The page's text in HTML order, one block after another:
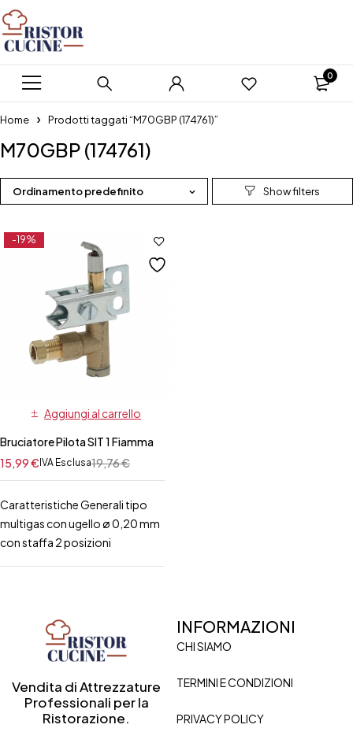
0
Home Prodotti taggati “M70GBP (174761)”
M70GBP (174761)
Ordinamento predefinito
-19%
Aggiungi al carrello
Bruciatore Pilota SIT 1 Fiamma
19,76€
15,99€ IVA Esclusa
Caratteristiche Generali tipo
multigas con ugello ø 0,20 mm
con staffa 2 posizioni
Vendita di Attrezzature
Professionali per la
Ristorazione.
INFORMAZIONI
CHI SIAMO
TERMINI E CONDIZIONI
PRIVACY POLICY